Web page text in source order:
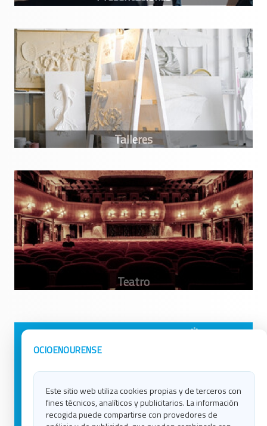
OCIOENOURENSE
Este sitio web utiliza cookies propias y de terceros con
fines técnicos, analíticos y publicitarios. La información
recogida puede compartirse con provedores de
Avisos Legales
Contacto
Política de Cookies
Ocio en Lugo
Ocio en Ourense
Ocio en Pontevedra